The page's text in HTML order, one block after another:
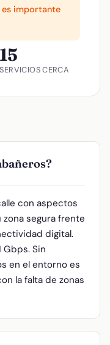
importante
15
SERVICIOS CERCA
con aspectos
segura frente
digital.
Gbps. Sin
en el entorno es
la falta de zonas